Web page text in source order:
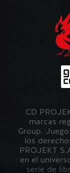
CD
marcas
Group.
los
PROJEKT
en el
serie de